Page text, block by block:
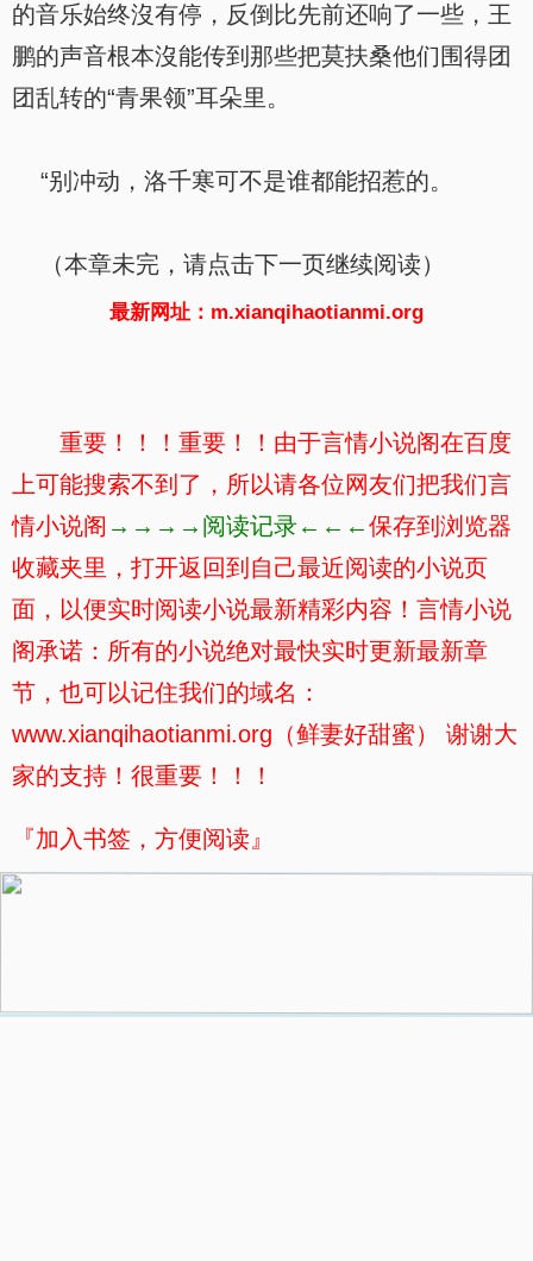
的音乐始终沒有停，反倒比先前还响了一些，王
鹏的声音根本沒能传到那些把莫扶桑他们围得团
团乱转的“青果领”耳朵里。
“别冲动，洛千寒可不是谁都能招惹的。
（本章未完，请点击下一页继续阅读）
最新网址：m.xianqihaotianmi.org
重要！！！重要！！由于言情小说阁在百度
上可能搜索不到了，所以请各位网友们把我们言
情小说阁 →→→→阅读记录←←←保存到浏览器
收藏夹里，打开返回到自己最近阅读的小说页
面，以便实时阅读小说最新精彩内容！言情小说
阁承诺：所有的小说绝对最快实时更新最新章
节，也可以记住我们的域名：
www.xianqihaotianmi.org（鲜妻好甜蜜） 谢谢大
家的支持！很重要！！！
『加入书签，方便阅读』
.